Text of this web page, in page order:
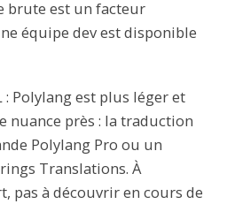
brute est un facteur
équipe dev est disponible
: Polylang est plus léger et
nuance près : la traduction
Polylang Pro ou un
Translations. À
pas à découvrir en cours de